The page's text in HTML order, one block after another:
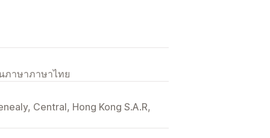
ภาษาภาษาไทย
Central, Hong Kong S.A.R,